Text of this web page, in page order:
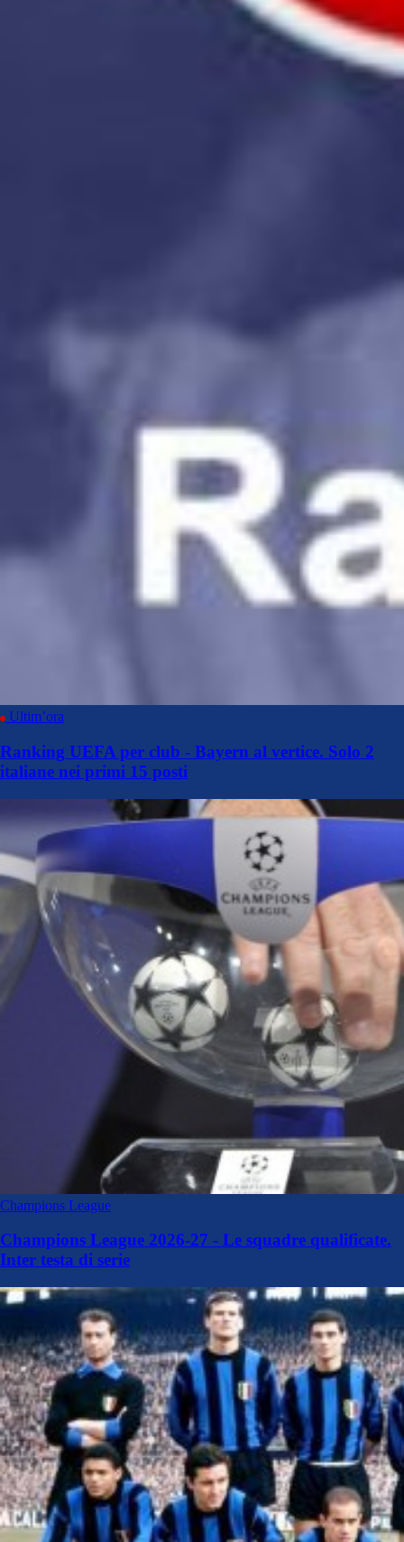
Ultim’ora
Ranking UEFA per club - Bayern al vertice. Solo 2
italiane nei primi 15 posti
Champions League
Champions League 2026-27 - Le squadre qualificate.
Inter testa di serie